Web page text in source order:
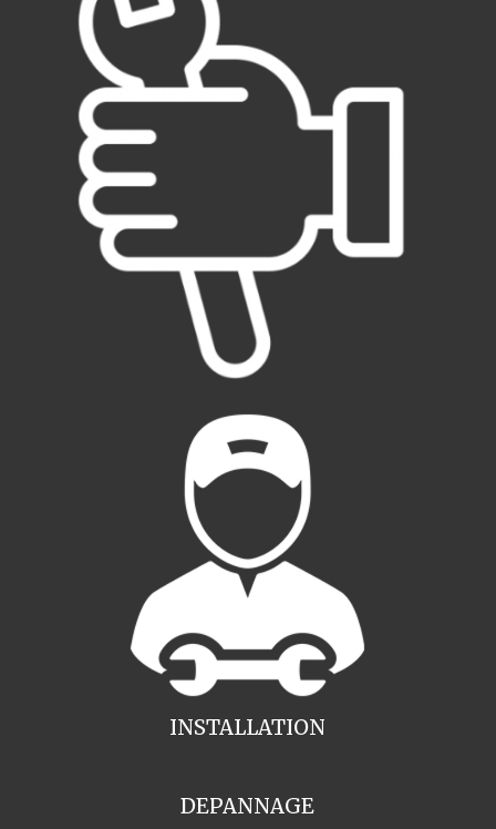
INSTALLATION
DEPANNAGE